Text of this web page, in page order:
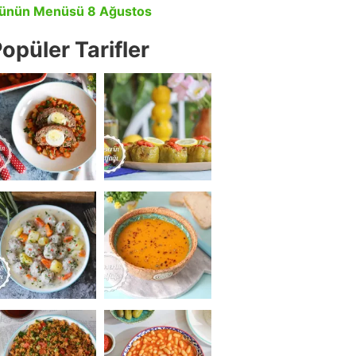
Menüsü 8 Ağustos
Tarifler